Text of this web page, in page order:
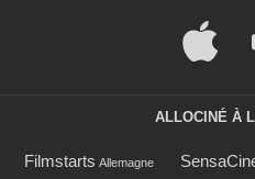
ALLOCINÉ À
Filmstarts Allemagne